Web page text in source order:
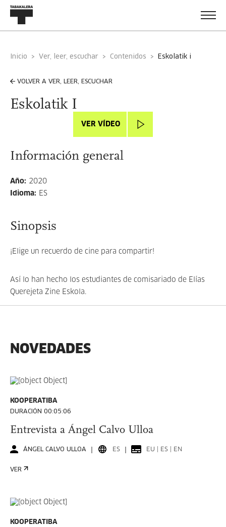
Inicio Ver, leer, escuchar Contenidos eskolatik i
VOLVER A VER, LEER, ESCUCHAR
Eskolatik I
VER VÍDEO
Información general
Año: 2020
Idioma: ES
Sinopsis
¡Elige un recuerdo de cine para compartir!
Así lo han hecho los estudiantes de comisariado de Elías
Querejeta Zine Eskola.
NOVEDADES
KOOPERATIBA
DURACIÓN 00:05:06
Entrevista a Ángel Calvo Ulloa
ÁNGEL CALVO ULLOA ES EU | ES | EN
VER
KOOPERATIBA